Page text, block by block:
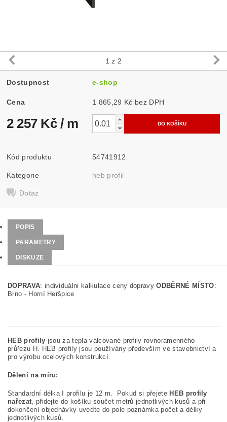
1 z 2
Dostupnost e-shop
Cena 1 865,29 Kč bez DPH
2 257 Kč / m
Kód produktu 54741912
Kategorie heb profil
Dotaz
POPIS
PARAMETRY
DISKUZE
DOPRAVA: individuálni kalkulace ceny dopravyODBĚRNÉ MÍSTO:
Brno - Horní Heršpice
HEB profily jsou za tepla válcované profily rovnoramenného
průřezu H. HEB profily jsou používány především ve stavebnictví a
pro výrobu ocelových konstrukcí.
Dělení na míru:
Standardní délka I profilu je 12 m. Pokud si přejete HEB profily
nařezat, přidejte do košíku součet metrů jednotlivých kusů a při
dokončení objednávky uveďte do pole poznámka počet a délky
jednotlivých kusů.